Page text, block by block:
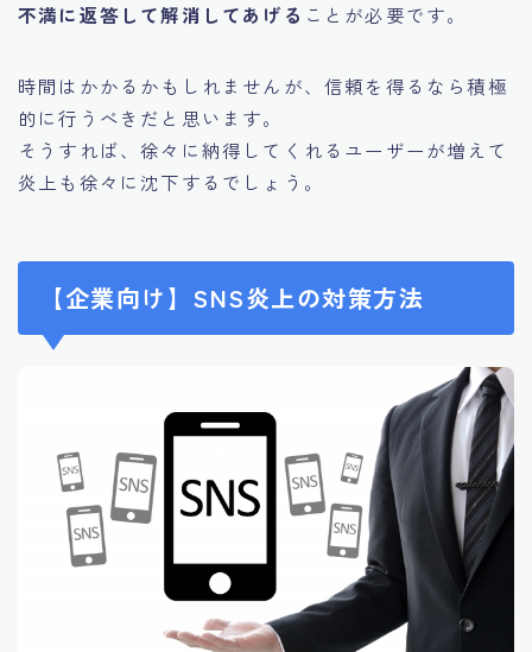
不満に返答して解消してあげる ことが必要です。
時間はかかるかもしれませんが、信頼を得るなら積極
的に行うべきだと思います。
そうすれば、徐々に納得してくれるユーザーが増えて
炎上も徐々に沈下するでしょう。
【企業向け】SNS炎上の対策方法